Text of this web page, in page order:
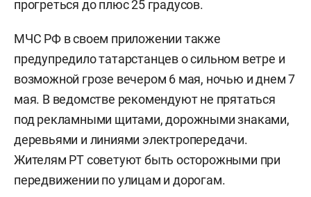
прогреться до плюс 25 градусов.
МЧС РФ в своем приложении также
предупредило татарстанцев о сильном ветре и
возможной грозе вечером 6 мая, ночью и днем 7
мая. В ведомстве рекомендуют не прятаться
под рекламными щитами, дорожными знаками,
деревьями и линиями электропередачи.
Жителям РТ советуют быть осторожными при
передвижении по улицам и дорогам.